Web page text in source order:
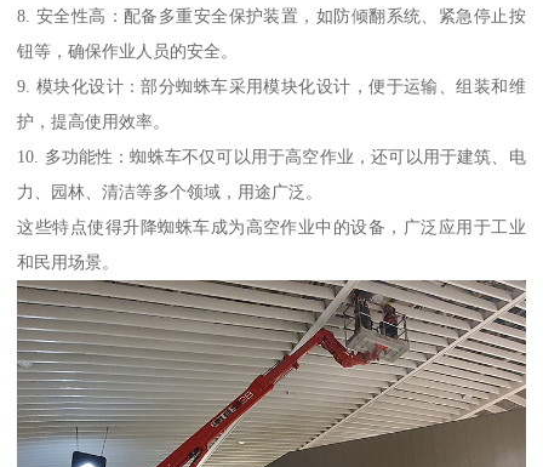
8. 安全性高：配备多重安全保护装置，如防倾翻系统、紧急停止按
钮等，确保作业人员的安全。
9. 模块化设计：部分蜘蛛车采用模块化设计，便于运输、组装和维
护，提高使用效率。
10. 多功能性：蜘蛛车不仅可以用于高空作业，还可以用于建筑、电
力、园林、清洁等多个领域，用途广泛。
这些特点使得升降蜘蛛车成为高空作业中的设备，广泛应用于工业
和民用场景。